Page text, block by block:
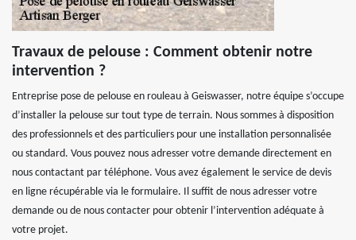
Travaux de pelouse : Comment obtenir notre
intervention ?
Entreprise pose de pelouse en rouleau à Geiswasser, notre équipe s’occupe
d’installer la pelouse sur tout type de terrain. Nous sommes à disposition
des professionnels et des particuliers pour une installation personnalisée
ou standard. Vous pouvez nous adresser votre demande directement en
nous contactant par téléphone. Vous avez également le service de devis
en ligne récupérable via le formulaire. Il suffit de nous adresser votre
demande ou de nous contacter pour obtenir l’intervention adéquate à
votre projet.